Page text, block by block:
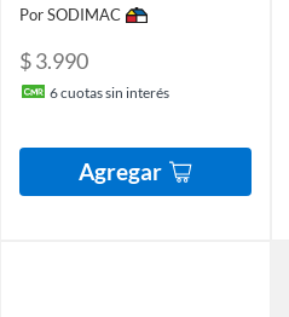
Por SODIMAC
$ 3.990
6cuotas sin interés
Agregar